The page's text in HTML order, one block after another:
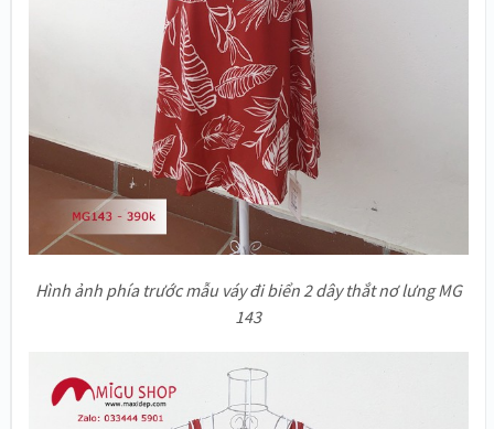
Hình ảnh phía trước mẫu váy đi biển 2 dây thắt nơ lưng MG
143